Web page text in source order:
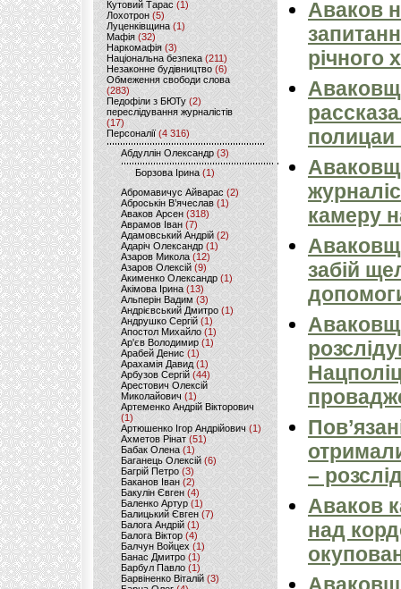
Кутовий Тарас (1)
Лохотрон(5)
Луценківщина (1)
Мафія (32)
Наркомафія (3)
Національна безпека (211)
Незаконне будівництво(6)
Обмеження свободи слова
(283)
Педофіли з БЮТу (2)
переслідування журналістів
(17)
Персоналії (4 316)
Абдуллін Олександр (3)
Борзова Ірина(1)
Абромавичус Айварас (2)
Аброськін В’ячеслав(1)
Аваков Арсен (318)
Аврамов Іван (7)
Адамовський Андрій(2)
Адаріч Олександр (1)
Азаров Микола (12)
Азаров Олексій (9)
Акименко Олександр(1)
Акімова Ірина(13)
Альперін Вадим (3)
Андрієвський Дмитро(1)
Андрушко Сергій(1)
Апостол Михайло(1)
Ар'єв Володимир (1)
Арабей Денис(1)
Арахамія Давид (1)
Арбузов Сергій (44)
Арестович Олексій
Миколайович(1)
Артеменко Андрій Вікторович
(1)
Артюшенко Ігор Андрійович(1)
Ахметов Рінат(51)
Бабак Олена(1)
Баганець Олексій(6)
Багрій Петро (3)
Баканов Іван(2)
Бакулін Євген (4)
Баленко Артур(1)
Балицький Євген(7)
Балога Андрій (1)
Балога Віктор (4)
Балчун Войцех (1)
Банас Дмитро (1)
Барбул Павло(1)
Барвіненко Віталій(3)
Аваков
річного
полицаи
камеру
забій
–
Аваков
над